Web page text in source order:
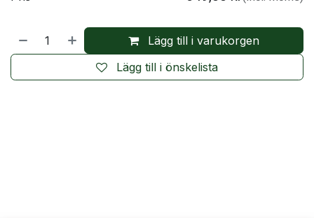
Lägg till i varukorgen
Lägg till i önskelista